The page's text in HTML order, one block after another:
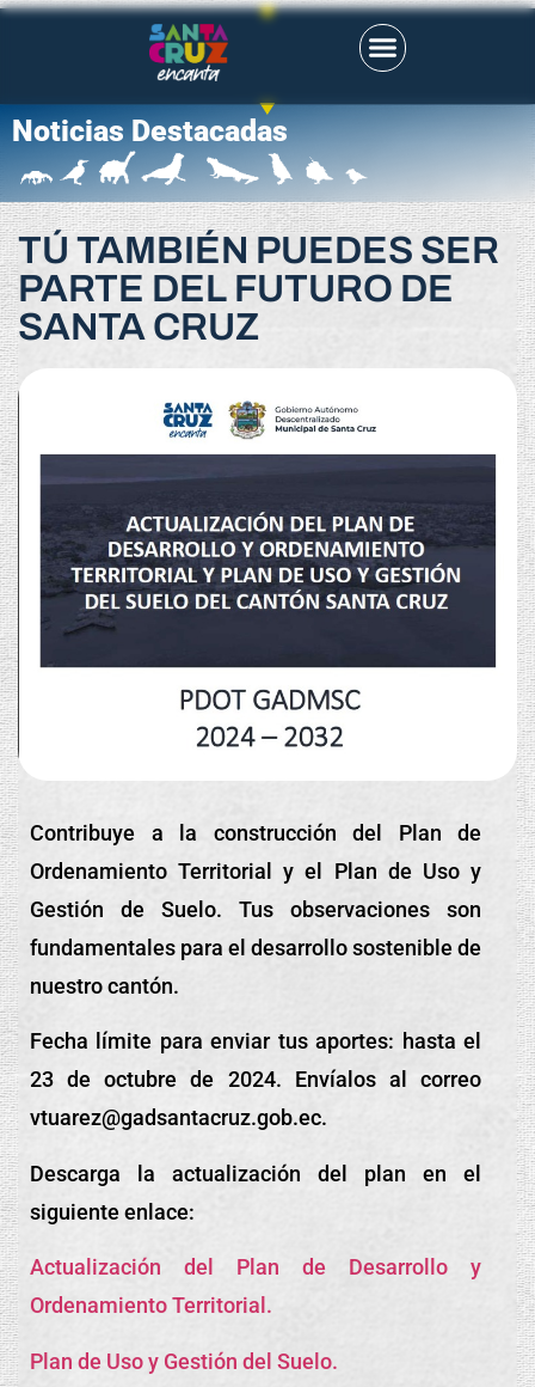
Noticias Destacadas
TÚ TAMBIÉN PUEDES SER
PARTE DEL FUTURO DE
SANTA CRUZ
Contribuye a la construcción del Plan de
Ordenamiento Territorial y el Plan de Uso y
Gestión de Suelo. Tus observaciones son
fundamentales para el desarrollo sostenible de
nuestro cantón.
Fecha límite para enviar tus aportes: hasta el
23 de octubre de 2024. Envíalos al correo
vtuarez@gadsantacruz.gob.ec.
Descarga la actualización del plan en el
siguiente enlace:
Actualización del Plan de Desarrollo y
Ordenamiento Territorial.
Plan de Uso y Gestión del Suelo.